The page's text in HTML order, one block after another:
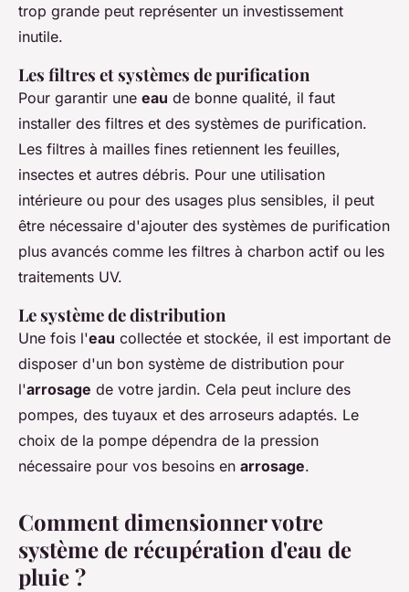
trop grande peut représenter un investissement
inutile.
Les filtres et systèmes de purification
Pour garantir une eau de bonne qualité, il faut
installer des filtres et des systèmes de purification.
Les filtres à mailles fines retiennent les feuilles,
insectes et autres débris. Pour une utilisation
intérieure ou pour des usages plus sensibles, il peut
être nécessaire d'ajouter des systèmes de purification
plus avancés comme les filtres à charbon actif ou les
traitements UV.
Le système de distribution
Une fois l'eau collectée et stockée, il est important de
disposer d'un bon système de distribution pour
l'arrosage de votre jardin. Cela peut inclure des
pompes, des tuyaux et des arroseurs adaptés. Le
choix de la pompe dépendra de la pression
nécessaire pour vos besoins en arrosage.
Comment dimensionner votre
système de récupération d'eau de
pluie ?